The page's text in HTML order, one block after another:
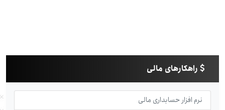
راهکارهای مالی
نرم افزار حسابداری مالی